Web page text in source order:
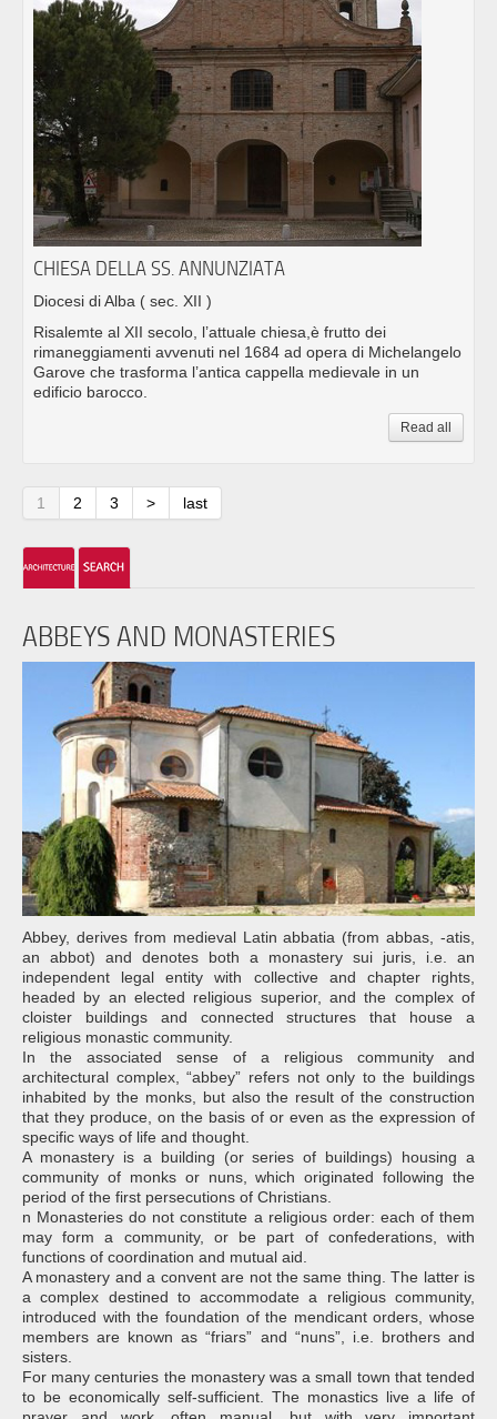
CHIESA DELLA SS. ANNUNZIATA
Diocesi di Alba ( sec. XII )
Risalemte al XII secolo, l’attuale chiesa,è frutto dei
rimaneggiamenti avvenuti nel 1684 ad opera di Michelangelo
Garove che trasforma l’antica cappella medievale in un
edificio barocco.
Read all
1 2 3 > last
ABBEYS AND MONASTERIES
Abbey, derives from medieval Latin abbatia (from abbas, -atis,
an abbot) and denotes both a monastery sui juris, i.e. an
independent legal entity with collective and chapter rights,
headed by an elected religious superior, and the complex of
cloister buildings and connected structures that house a
religious monastic community.
In the associated sense of a religious community and
architectural complex, “abbey” refers not only to the buildings
inhabited by the monks, but also the result of the construction
that they produce, on the basis of or even as the expression of
specific ways of life and thought.
A monastery is a building (or series of buildings) housing a
community of monks or nuns, which originated following the
period of the first persecutions of Christians.
n Monasteries do not constitute a religious order: each of them
may form a community, or be part of confederations, with
functions of coordination and mutual aid.
A monastery and a convent are not the same thing. The latter is
a complex destined to accommodate a religious community,
introduced with the foundation of the mendicant orders, whose
members are known as “friars” and “nuns”, i.e. brothers and
sisters.
For many centuries the monastery was a small town that tended
to be economically self-sufficient. The monastics live a life of